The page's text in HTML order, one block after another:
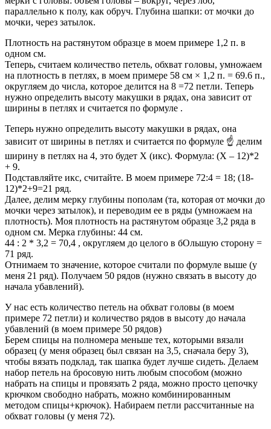
параллельно к полу, как обруч. Глубина шапки: от мочки до
мочки, через затылок.
Плотность на растянутом образце в моем примере 1,2 п. в
одном см.
Теперь, считаем количество петель, обхват головы, умножаем
на плотность в петлях, в моем примере 58 см × 1,2 п. = 69.6 п.,
округляем до числа, которое делится на 8 =72 петли. Теперь
нужно определить высоту макушки в рядах, она зависит от
ширины в петлях и считается по формуле .
Теперь нужно определить высоту макушки в рядах, она
зависит от ширины в петлях и считается по формуле ☝️ делим
ширину в петлях на 4, это будет Х (икс). Формула: (Х – 12)*2
+ 9.
Подставляйте икс, считайте. В моем примере 72:4 = 18; (18-
12)*2+9=21 ряд.
Далее, делим мерку глубины пополам (та, которая от мочки до
мочки через затылок), и переводим ее в ряды (умножаем на
плотность). Моя плотность на растянутом образце 3,2 ряда в
одном см. Мерка глубины: 44 см.
44 : 2 * 3,2 = 70,4 , округляем до целого в бОльшую сторону =
71 ряд.
Отнимаем то значение, которое считали по формуле выше (у
меня 21 ряд). Получаем 50 рядов (нужно связать в высоту до
начала убавлений).
У нас есть количество петель на обхват головы (в моем
примере 72 петли) и количество рядов в высоту до начала
убавлений (в моем примере 50 рядов)
Берем спицы на полномера меньше тех, которыми вязали
образец (у меня образец был связан на 3,5, сначала беру 3),
чтобы вязать подклад, так шапка будет лучше сидеть. Делаем
набор петель на бросовую нить любым способом (можно
набрать на спицы и провязать 2 ряда, можно просто цепочку
крючком свободно набрать, можно комбинированным
методом спицы+крючок). Набираем петли рассчитанные на
обхват головы (у меня 72).